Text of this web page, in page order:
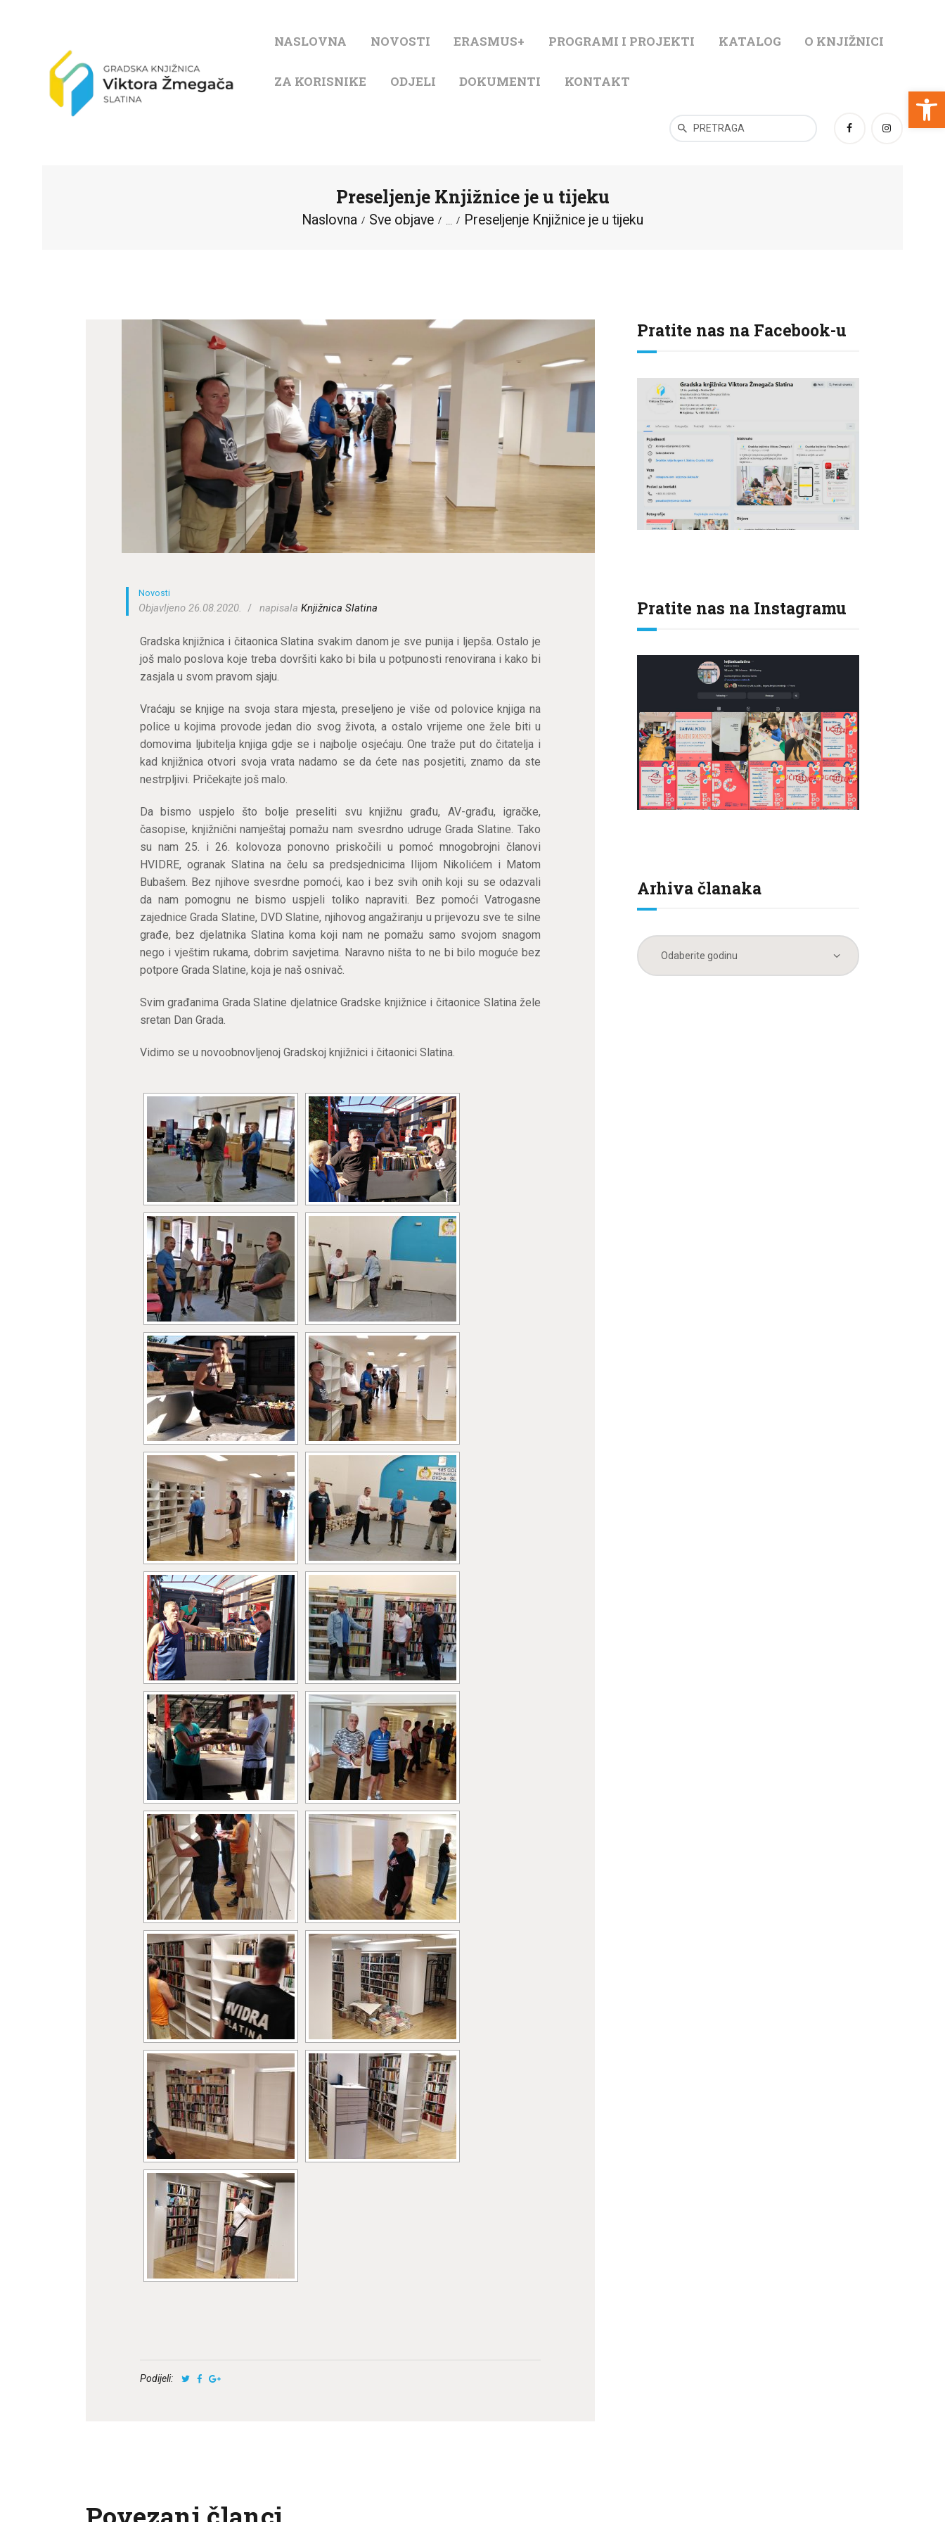
Open toolbar
NASLOVNA NOVOSTI ERASMUS+ PROGRAMI I PROJEKTI KATALOG O KNJIŽNICI
ZA KORISNIKE ODJELI DOKUMENTI KONTAKT
Preseljenje Knjižnice je u tijeku
Naslovna Sve objave ... Preseljenje Knjižnice je u tijeku
KATALOG
DOKUMENTI
KONTAKT
Novosti
Objavljeno 26.08.2020. napisalaKnjižnica Slatina
Gradska knjižnica i čitaonica Slatina svakim danom je sve punija i ljepša. Ostalo je
još malo poslova koje treba dovršiti kako bi bila u potpunosti renovirana i kako bi
zasjala u svom pravom sjaju.
Vraćaju se knjige na svoja stara mjesta, preseljeno je više od polovice knjiga na
police u kojima provode jedan dio svog života, a ostalo vrijeme one žele biti u
domovima ljubitelja knjiga gdje se i najbolje osjećaju. One traže put do čitatelja i
kad knjižnica otvori svoja vrata nadamo se da ćete nas posjetiti, znamo da ste
nestrpljivi. Pričekajte još malo.
Da bismo uspjelo što bolje preseliti svu knjižnu građu, AV-građu, igračke,
časopise, knjižnični namještaj pomažu nam svesrdno udruge Grada Slatine. Tako
su nam 25. i 26. kolovoza ponovno priskočili u pomoć mnogobrojni članovi
HVIDRE, ogranak Slatina na čelu sa predsjednicima Ilijom Nikolićem i Matom
Bubašem. Bez njihove svesrdne pomoći, kao i bez svih onih koji su se odazvali
da nam pomognu ne bismo uspjeli toliko napraviti. Bez pomoći Vatrogasne
zajednice Grada Slatine, DVD Slatine, njihovog angažiranju u prijevozu sve te silne
građe, bez djelatnika Slatina koma koji nam ne pomažu samo svojom snagom
nego i vještim rukama, dobrim savjetima. Naravno ništa to ne bi bilo moguće bez
potpore Grada Slatine, koja je naš osnivač.
Svim građanima Grada Slatine djelatnice Gradske knjižnice i čitaonice Slatina žele
sretan Dan Grada.
Vidimo se u novoobnovljenoj Gradskoj knjižnici i čitaonici Slatina.
Podijeli:
Pratite nas na Facebook-u
Pratite nas na Instagramu
Arhiva članaka